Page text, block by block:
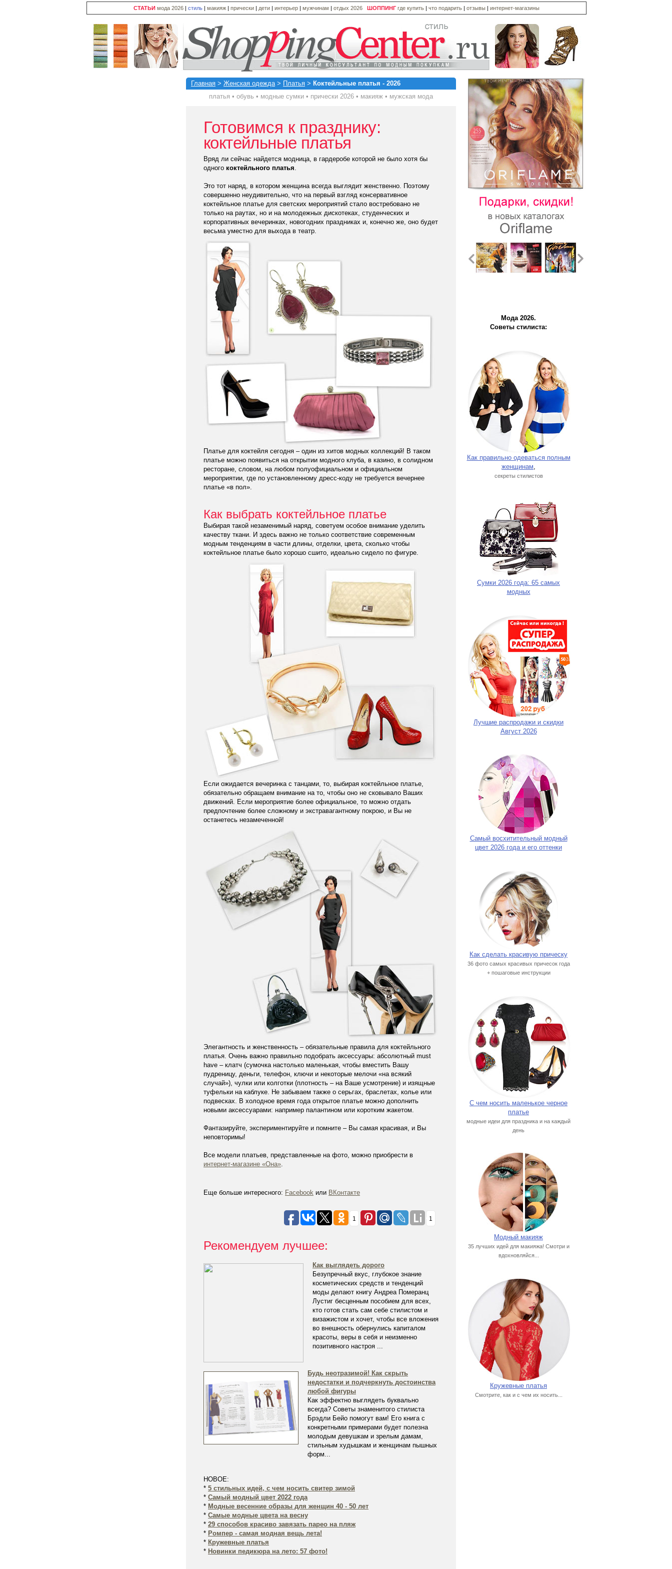
СТАТЬИ мода 2026 | стиль | макияж | прически | дети | интерьер | мужчинам | отдых 2026 ШОППИНГ где купить | что подарить | отзывы | интернет-магазины
Главная > Женская одежда> Платья > Коктейльные платья - 2026
платья • обувь • модные сумки • прически 2026 • макияж • мужская мода
Готовимся к празднику:
коктейльные платья
Вряд ли сейчас найдется модница, в гардеробе которой не было хотя бы
одного коктейльного платья.
Это тот наряд, в котором женщина всегда выглядит женственно. Поэтому
совершенно неудивительно, что на первый взгляд консервативное
коктейльное платье для светских мероприятий стало востребовано не
только на раутах, но и на молодежных дискотеках, студенческих и
корпоративных вечеринках, новогодних праздниках и, конечно же, оно будет
весьма уместно для выхода в театр.
Платье для коктейля сегодня – один из хитов модных коллекций! В таком
платье можно появиться на открытии модного клуба, в казино, в солидном
ресторане, словом, на любом полуофициальном и официальном
мероприятии, где по установленному дресс-коду не требуется вечернее
платье «в пол».
Как выбрать коктейльное платье
Выбирая такой незаменимый наряд, советуем особое внимание уделить
качеству ткани. И здесь важно не только соответствие современным
модным тенденциям в части длины, отделки, цвета, сколько чтобы
коктейльное платье было хорошо сшито, идеально сидело по фигуре.
Если ожидается вечеринка с танцами, то, выбирая коктейльное платье,
обязательно обращаем внимание на то, чтобы оно не сковывало Ваших
движений. Если мероприятие более официальное, то можно отдать
предпочтение более сложному и экстравагантному покрою, и Вы не
останетесь незамеченной!
Элегантность и женственность – обязательные правила для коктейльного
платья. Очень важно правильно подобрать аксессуары: абсолютный must
have – клатч (сумочка настолько маленькая, чтобы вместить Вашу
пудреницу, деньги, телефон, ключи и некоторые мелочи «на всякий
случай»), чулки или колготки (плотность – на Ваше усмотрение) и изящные
туфельки на каблуке. Не забываем также о серьгах, браслетах, колье или
подвесках. В холодное время года открытое платье можно дополнить
новыми аксессуарами: например палантином или коротким жакетом.
Фантазируйте, экспериментируйте и помните – Вы самая красивая, и Вы
неповторимы!
Все модели платьев, представленные на фото, можно приобрести в
интернет-магазине «Она».
Еще больше интересного: Facebook или ВКонтакте
1 1
Рекомендуем лучшее:
Как выглядеть дорого
Безупречный вкус, глубокое знание
косметических средств и тенденций
моды делают книгу Андреа Померанц
Лустиг бесценным пособием для всех,
кто готов стать сам себе стилистом и
визажистом и хочет, чтобы все вложения
во внешность обернулись капиталом
красоты, веры в себя и неизменно
позитивного настроя ...
Будь неотразимой! Как скрыть
недостатки и подчеркнуть достоинства
любой фигуры
Как эффектно выглядеть буквально
всегда? Советы знаменитого стилиста
Брэдли Бейо помогут вам! Его книга с
конкретными примерами будет полезна
молодым девушкам и зрелым дамам,
стильным худышкам и женщинам пышных
форм...
НОВОЕ:
* 5 стильных идей, с чем носить свитер зимой
* Самый модный цвет 2022 года
* Модные весенние образы для женщин 40 - 50 лет
* Самые модные цвета на весну
* 29 способов красиво завязать парео на пляж
* Ромпер - самая модная вещь лета!
* Кружевные платья
* Новинки педикюра на лето: 57 фото!
Мода 2026.
Советы стилиста:
Как правильно одеваться полным
женщинам,
секреты стилистов
Сумки 2026 года: 65 самых
модных
Лучшие распродажи и скидки
Август 2026
Самый восхитительный модный
цвет 2026 года и его оттенки
Как сделать красивую прическу
36 фото самых красивых причесок года
+ пошаговые инструкции
С чем носить маленькое черное
платье
модные идеи для праздника и на каждый
день
Модный макияж
35 лучших идей для макияжа! Смотри и
вдохновляйся...
Кружевные платья
Смотрите, как и с чем их носить...